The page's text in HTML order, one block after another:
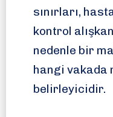
sınırları,
kontrol
nedenle bir
hangi vakada
belirleyicidir.